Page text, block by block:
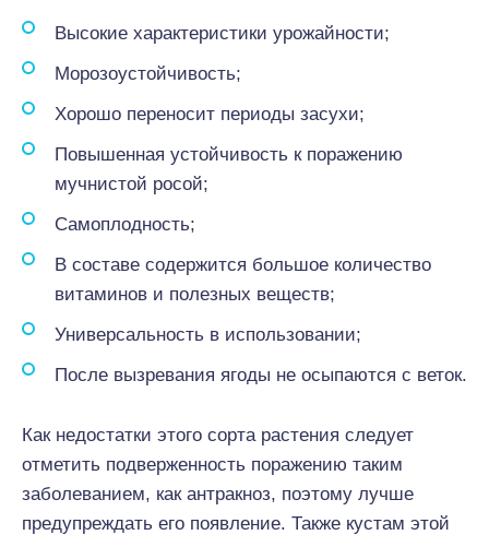
Высокие характеристики урожайности;
Морозоустойчивость;
Хорошо переносит периоды засухи;
Повышенная устойчивость к поражению
мучнистой росой;
Самоплодность;
В составе содержится большое количество
витаминов и полезных веществ;
Универсальность в использовании;
После вызревания ягоды не осыпаются с веток.
Как недостатки этого cорта растения следует
отметить подверженность поражению таким
заболеванием, как антракноз, поэтому лучше
предупреждать его появление. Также кустам этой